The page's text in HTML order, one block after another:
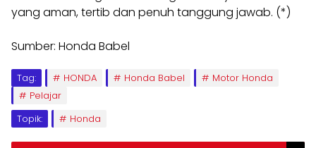
yang aman, tertib dan penuh tanggung jawab. (*)
Sumber: Honda Babel
Tag: HONDA Honda Babel
Motor Honda
Pelajar
Topik:
Honda